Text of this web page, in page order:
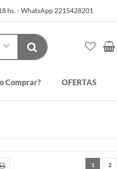
hs. - WhatsApp 2215428201
Comprar? OFERTAS
1 2